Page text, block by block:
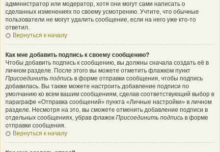
администратор или модератор, хотя они могут сами написать о
сделанных изменениях по своему усмотрению. Учтите, что обычные
пользователи не могут удалить сообщение, если на него уже кто-то
ответил.
Вернуться к началу
Как мне добавить подпись к своему сообщению?
Чтобы добавить подпись к сообщению, вы должны сначала создать её в
личном разделе. После этого вы можете отметить флажком пункт
Присоединить подпись в форме отправки сообщения, чтобы подпись
добавилась. Вы также можете настроить добавление подписи по
умолчанию ко всем вашим сообщениям, сделав соответствующий выбор в
параграфе «Отправка сообщений» пункта «Личные настройки» в личном
разделе. Несмотря на это, вы сможете отменить добавление подписи в
отдельных сообщениях, убрав флажок Присоединить подпись в форме
отправки сообщения.
Вернуться к началу